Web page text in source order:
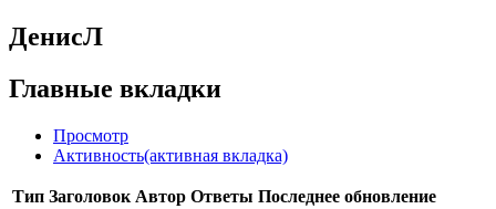
ДенисЛ
Главные вкладки
Просмотр
Активность(активная вкладка)
Тип Заголовок Автор Ответы Последнее обновление